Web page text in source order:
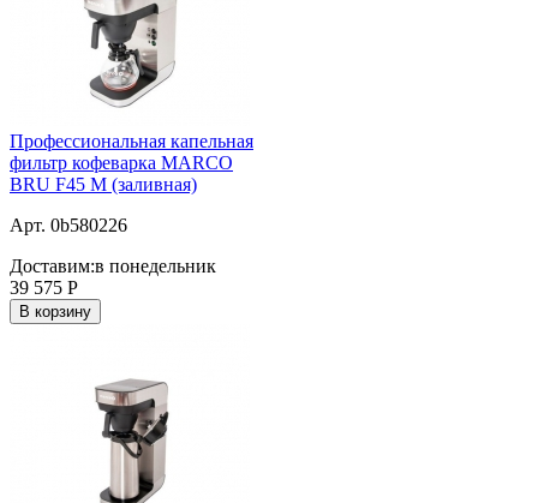
Профессиональная капельная
фильтр кофеварка MARCO
BRU F45 M (заливная)
Арт. 0b580226
Доставим:в понедельник
39 575 Р
В корзину